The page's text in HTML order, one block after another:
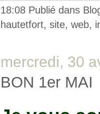
18:08 Publié dans
hautetfort, site, web,
mercredi, 30
BON 1er MAI